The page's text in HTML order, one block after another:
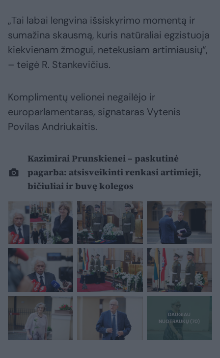
„Tai labai lengvina išsiskyrimo momentą ir
sumažina skausmą, kuris natūraliai egzistuoja
kiekvienam žmogui, netekusiam artimiausių“,
– teigė R. Stankevičius.
Komplimentų velionei negailėjo ir
europarlamentaras, signataras Vytenis
Povilas Andriukaitis.
Kazimirai Prunskienei – paskutinė
pagarba: atsisveikinti renkasi artimieji,
bičiuliai ir buvę kolegos